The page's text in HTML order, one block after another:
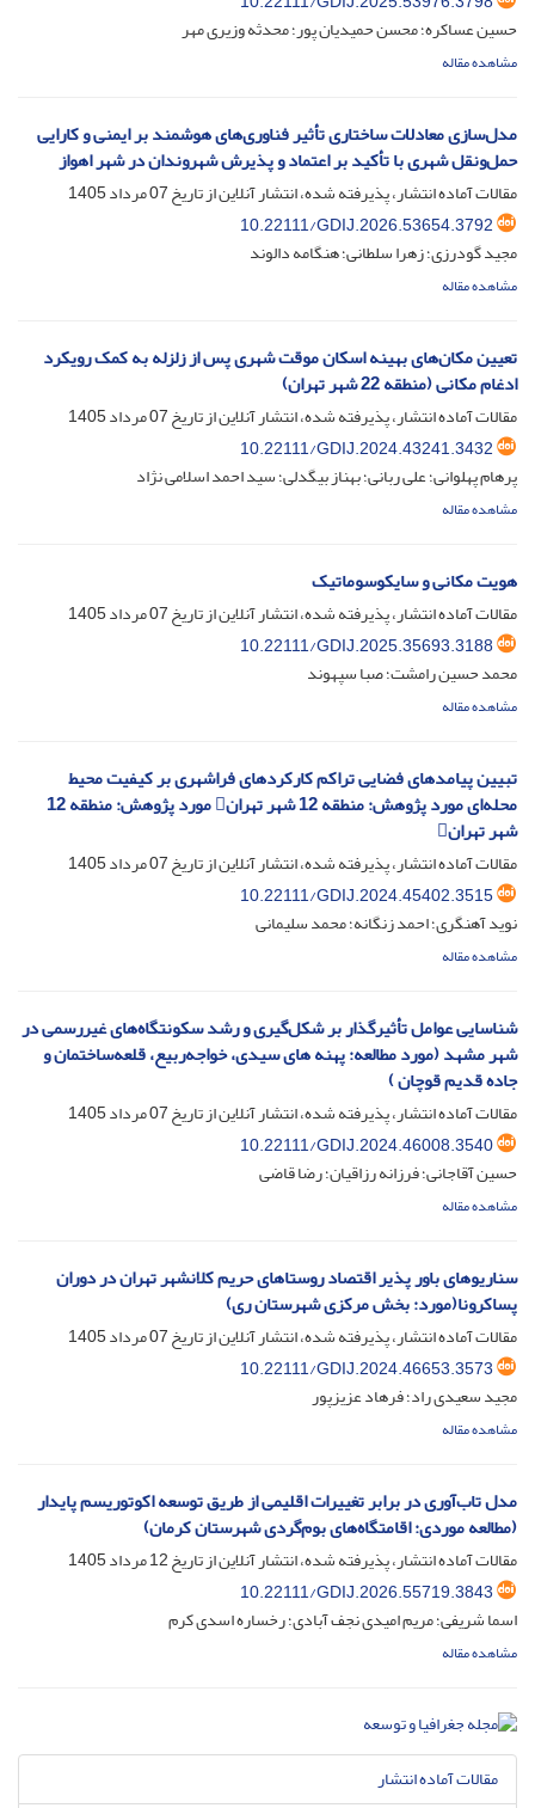
حسین عساکره؛ محسن حمیدیان پور؛ محدثه وزیری مهر
مشاهده مقاله
مدل‌سازی معادلات ساختاری تأثیر فناوری‌های هوشمند بر ایمنی و کارایی
حمل‌ونقل شهری با تأکید بر اعتماد و پذیرش شهروندان در شهر اهواز
مقالات آماده انتشار، پذیرفته شده، انتشار آنلاین از تاریخ07 مرداد 1405
10.22111/GDIJ.2026.53654.3792
مجید گودرزی؛ زهرا سلطانی؛ هنگامه دالوند
مشاهده مقاله
تعیین مکان‌های بهینه اسکان موقت شهری پس از زلزله به کمک رویکرد
ادغام مکانی (منطقه 22 شهر تهران)
مقالات آماده انتشار، پذیرفته شده، انتشار آنلاین از تاریخ07 مرداد 1405
10.22111/GDIJ.2024.43241.3432
پرهام پهلوانی؛ علی ربانی؛ بهناز بیگدلی؛ سید احمد اسلامی نژاد
مشاهده مقاله
هویت مکانی و سایکوسوماتیک
مقالات آماده انتشار، پذیرفته شده، انتشار آنلاین از تاریخ07 مرداد 1405
10.22111/GDIJ.2025.35693.3188
محمد حسین رامشت؛ صبا سپهوند
مشاهده مقاله
تبیین پیامدهای فضایی تراکم کارکردهای فراشهری بر کیفیت محیط
محله‌ای ‌مورد پژوهش: منطقه 12 شهر تهران ‌مورد پژوهش: منطقه 12
شهر تهران
مقالات آماده انتشار، پذیرفته شده، انتشار آنلاین از تاریخ07 مرداد 1405
10.22111/GDIJ.2024.45402.3515
نوید آهنگری؛ احمد زنگانه؛ محمد سلیمانی
مشاهده مقاله
شناسایی عوامل تأثیرگذار بر شکل‌گیری و رشد سکونتگاه‌های غیررسمی در
‌شهر مشهد (مورد مطالعه: پهنه های سیدی، خواجه‌ربیع، قلعه‌ساختمان و
جاده قدیم قوچان )
مقالات آماده انتشار، پذیرفته شده، انتشار آنلاین از تاریخ07 مرداد 1405
10.22111/GDIJ.2024.46008.3540
حسین آقاجانی؛ فرزانه رزاقیان؛ رضا قاضی
مشاهده مقاله
سناریوهای باور پذیر اقتصاد روستاهای حریم کلانشهر تهران در دوران
پساکرونا(مورد: بخش مرکزی شهرستان ری)
مقالات آماده انتشار، پذیرفته شده، انتشار آنلاین از تاریخ07 مرداد 1405
10.22111/GDIJ.2024.46653.3573
مجید سعیدی راد؛ فرهاد عزیزپور
مشاهده مقاله
مدل‌ تاب‌آوری در برابر تغییرات اقلیمی از طریق توسعه اکوتوریسم پایدار
(مطالعه موردی: اقامتگاه‌های بوم‌گردی شهرستان کرمان)
مقالات آماده انتشار، پذیرفته شده، انتشار آنلاین از تاریخ12 مرداد 1405
10.22111/GDIJ.2026.55719.3843
اسما شریفی؛ مریم امیدی نجف آبادی؛ رخساره اسدی کرم
مشاهده مقاله
مقالات آماده انتشار